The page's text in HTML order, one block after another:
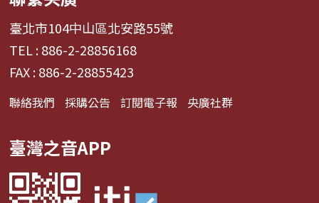
臺北市104中山區北安路55號
TEL : 886-2-28856168
FAX : 886-2-28855423
聯絡我們 採購公告 訂閱電子報 央廣社群
臺灣之音APP